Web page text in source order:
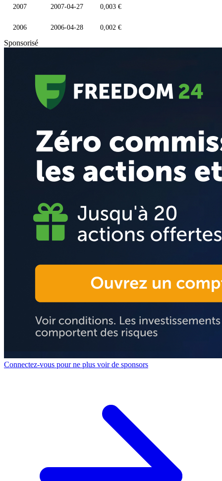
2007 2007-04-27 0,003 €
2006 2006-04-28 0,002 €
Sponsorisé
Connectez-vous pour ne plus voir de sponsors